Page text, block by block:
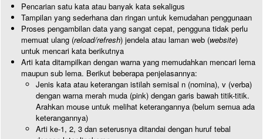
Pencarian satu kata atau banyak kata sekaligus
Tampilan yang sederhana dan ringan untuk kemudahan penggunaan
Proses pengambilan data yang sangat cepat, pengguna tidak perlu
memuat ulang (reload/refresh) jendela atau laman web (website)
untuk mencari kata berikutnya
Arti kata ditampilkan dengan warna yang memudahkan mencari lema
maupun sub lema. Berikut beberapa penjelasannya:
Jenis kata atau keterangan istilah semisal n (nomina), v (verba)
dengan warna merah muda (pink) dengan garis bawah titik-titik.
Arahkan mouse untuk melihat keterangannya (belum semua ada
keterangannya)
Arti ke-1, 2, 3 dan seterusnya ditandai dengan huruf tebal